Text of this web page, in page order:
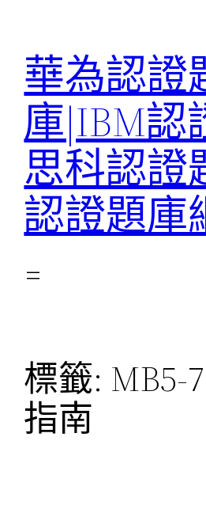
華為認證
庫|IBM認
思科認證
認證題庫
標籤: MB5-
指南